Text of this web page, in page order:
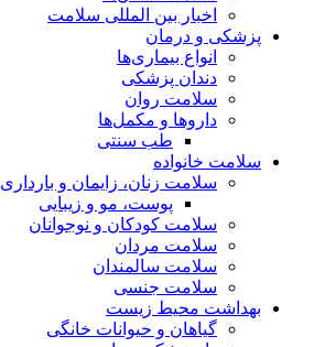
اخبار بین المللی سلامت
پزشکی و درمان
انواع بیماری‌ها
دندان پزشکی
سلامت روان
داروها و مکمل‌ها
طب سنتی
سلامت خانواده
سلامت زنان، زایمان و بارداری
پوست، مو و زیبایی
سلامت کودکان و نوجوانان
سلامت مردان
سلامت سالمندان
سلامت جنسی
بهداشت محیط زیست
گیاهان و حیوانات خانگی